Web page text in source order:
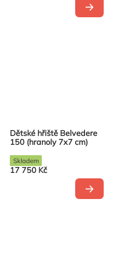
Dětské hřiště Belvedere
150 (hranoly 7x7 cm)
17 750 Kč
Skladem